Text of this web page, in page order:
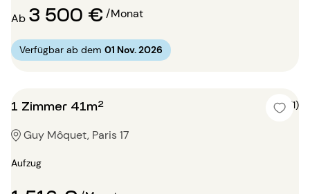
Ab 3 500 €/Monat
Verfügbar ab dem 01 Nov. 2026
1 Zimmer 41m² 5 (1)
Guy Môquet, Paris 17
Aufzug